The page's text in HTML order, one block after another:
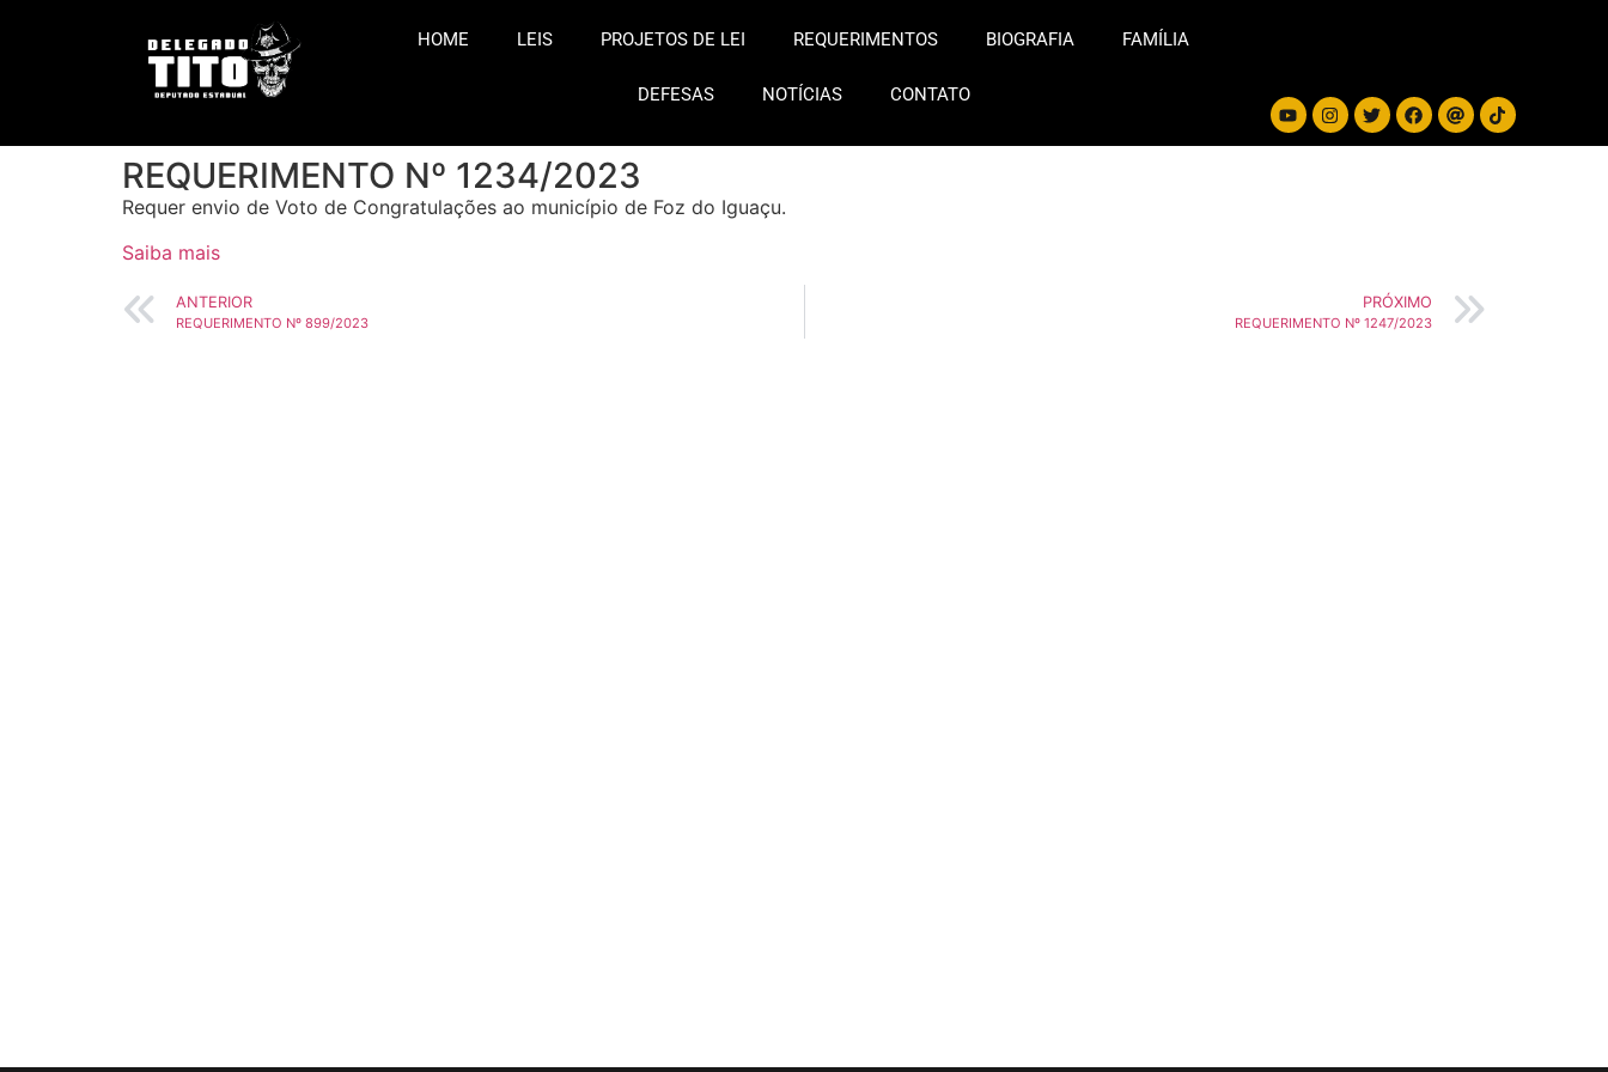
HOME LEIS PROJETOS DE LEI REQUERIMENTOS BIOGRAFIA FAMÍLIA
DEFESAS NOTÍCIAS CONTATO
REQUERIMENTO Nº 1234/2023
Requer envio de Voto de Congratulações ao município de Foz do Iguaçu.
Saiba mais
ANTERIOR
REQUERIMENTO Nº 899/2023
PRÓXIMO
REQUERIMENTO Nº 1247/2023